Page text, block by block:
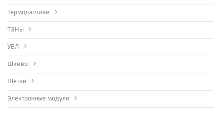
Термодатчики
ТЭНы
УБЛ
Шкивы
Щетки
Электронные модули